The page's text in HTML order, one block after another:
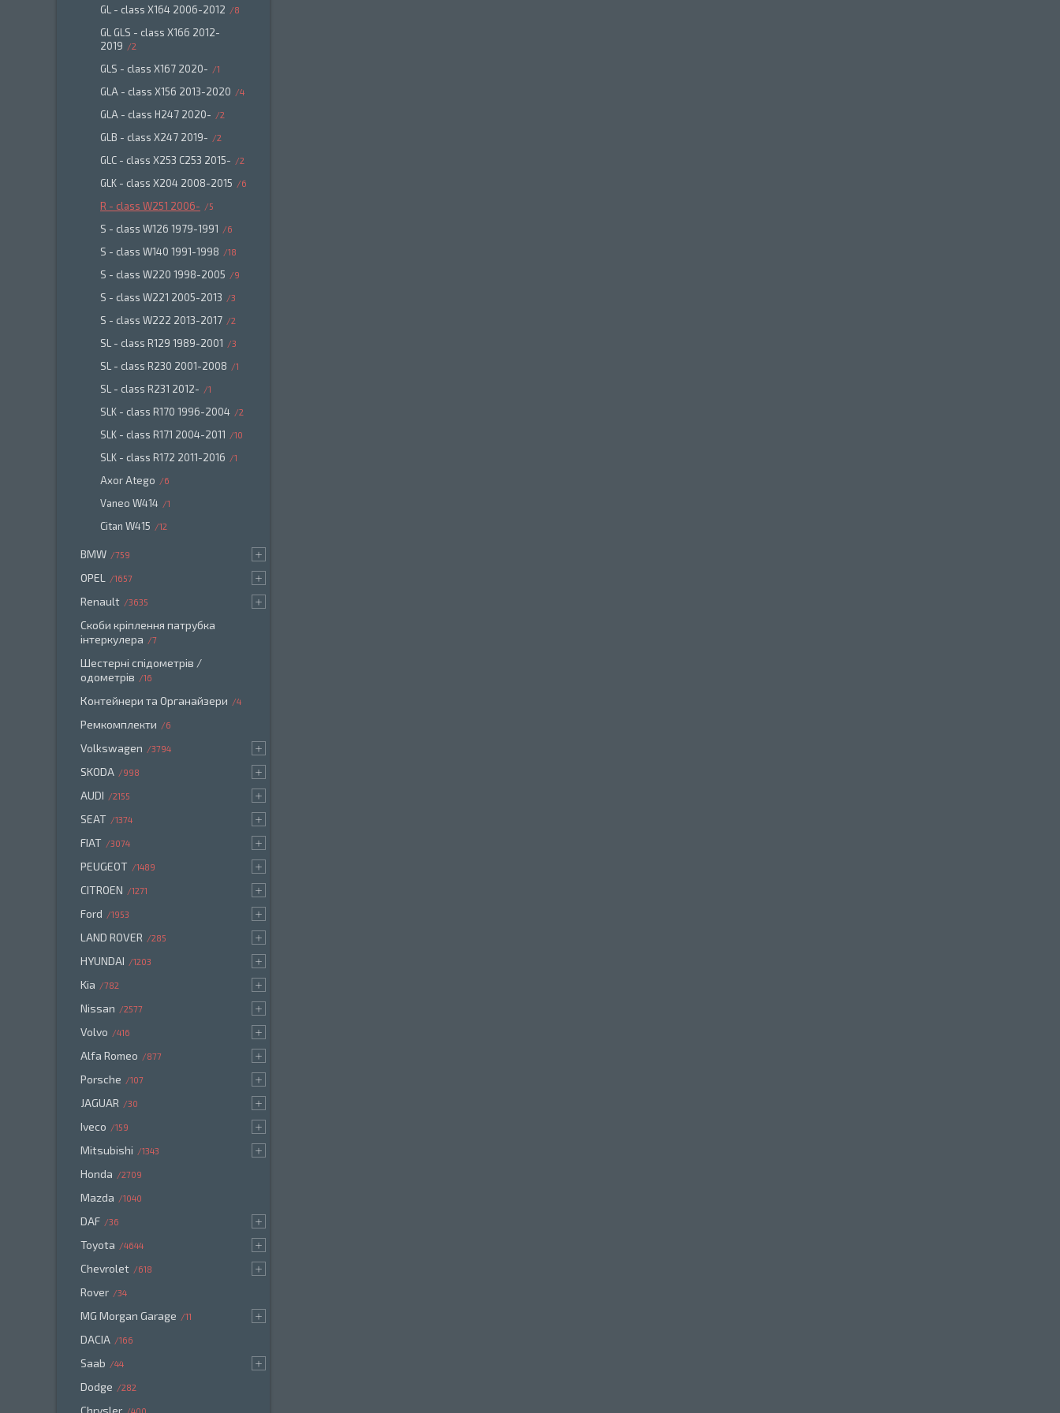
GL - class X164 2006-2012 8
GL GLS - class X166 2012-
2019
2
GLS - class X167 2020- 1
GLA - class X156 2013-2020 4
GLA - class H247 2020- 2
GLB - class X247 2019- 2
GLC - class X253 C253 2015- 2
GLK - class X204 2008-2015 6
R - class W251 2006- 5
S - class W126 1979-1991 6
S - class W140 1991-1998 18
S - class W220 1998-2005 9
S - class W221 2005-2013 3
S - class W222 2013-2017 2
SL - class R129 1989-2001 3
SL - class R230 2001-2008 1
SL - class R231 2012- 1
SLK - class R170 1996-2004 2
SLK - class R171 2004-2011 10
SLK - class R172 2011-2016 1
Axor Atego 6
Vaneo W414 1
Citan W415 12
BMW 759
OPEL 1657
Renault 3635
Скоби кріплення патрубка
інтеркулера
7
Шестерні спідометрів /
одометрів
16
Контейнери та Органайзери 4
Ремкомплекти 6
Volkswagen 3794
SKODA 998
AUDI 2155
SEAT 1374
FIAT 3074
PEUGEOT 1489
CITROEN 1271
Ford 1953
LAND ROVER 285
HYUNDAI 1203
Kia 782
Nissan 2577
Volvo 416
Alfa Romeo 877
Porsche 107
JAGUAR 30
Iveco 159
Mitsubishi 1343
Honda 2709
Mazda 1040
DAF 36
Toyota 4644
Chevrolet 618
Rover 34
MG Morgan Garage 11
DACIA 166
Saab 44
Dodge 282
Chrysler